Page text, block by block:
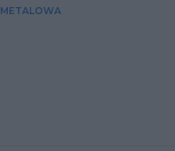
METALOWA